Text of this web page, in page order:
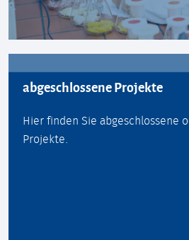
abgeschlossene Projekte
Hier finden Sie abgeschlossene
Projekte.